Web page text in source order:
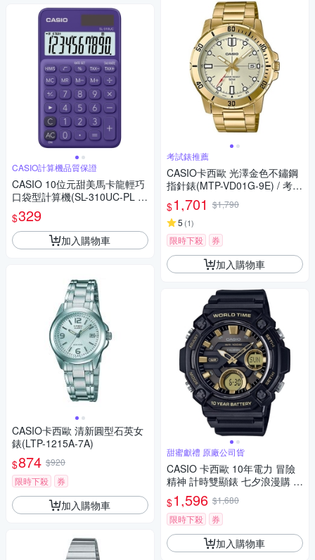
CASIO計算機品質保證
CASIO 10位元甜美馬卡龍輕巧
口袋型計算機(SL-310UC-PL )-
葡萄紫
$329
加入購物車
CASIO卡西歐 清新圓型石英女
錶(LTP-1215A-7A)
$874 $920
限時下殺
券
加入購物車
考試錶推薦
CASIO卡西歐 光澤金色不鏽鋼
指針錶(MTP-VD01G-9E) / 考試
錶
$1,701 $1,790
5 (1)
限時下殺 券
加入購物車
甜蜜獻禮 原廠公司貨
CASIO 卡西歐 10年電力 冒險
精神 計時雙顯錶 七夕浪漫購 送
禮首選-黑 AEQ-120W-9A
$1,596 $1,680
限時下殺
券
加入購物車